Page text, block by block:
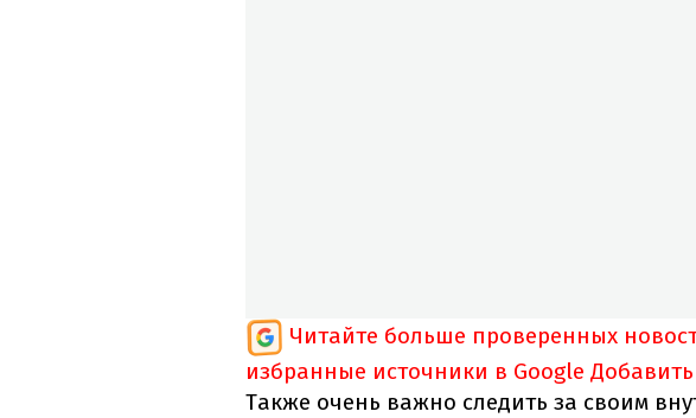
Читайте больше проверенных
избранные источники в Google Добавить
Также очень важно следить за своим